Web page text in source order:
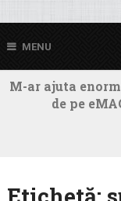
MENU
M-ar ajuta
de pe